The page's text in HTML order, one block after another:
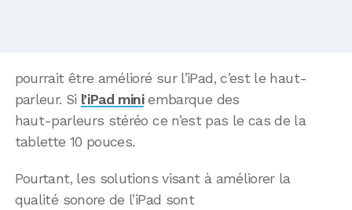
pourrait être amélioré sur l’iPad, c’est le haut-
parleur. Si l’iPad miniembarque des
haut-parleurs stéréo ce n’est pas le cas de la
tablette 10 pouces.
Pourtant, les solutions visant à améliorer la
qualité sonore de l’iPad sont